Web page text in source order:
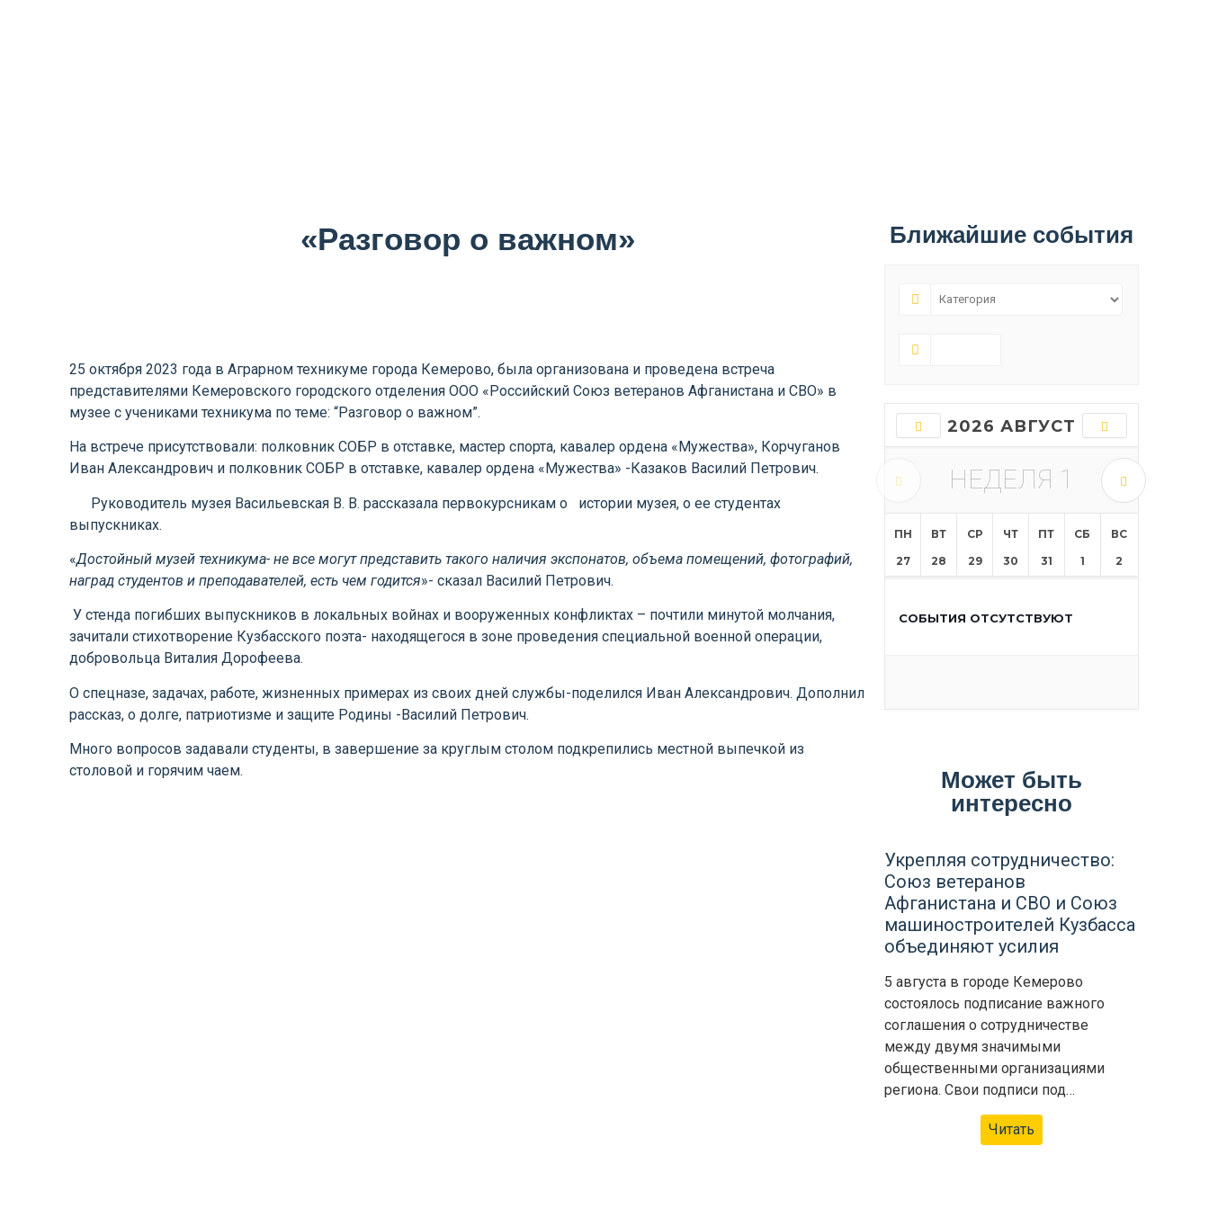
«Разговор о важном»
25 октября 2023 года в Аграрном техникуме города Кемерово, была организована и проведена встреча
представителями Кемеровского городского отделения ООО «Российский Союз ветеранов Афганистана и СВО» в
музее с учениками техникума по теме: “Разговор о важном”.
На встрече присутствовали: полковник СОБР в отставке, мастер спорта, кавалер ордена «Мужества», Корчуганов
Иван Александрович и полковник СОБР в отставке, кавалер ордена «Мужества» -Казаков Василий Петрович.
Руководитель музея Васильевская В. В. рассказала первокурсникам о истории музея, о ее студентах
выпускниках.
«Достойный музей техникума- не все могут представить такого наличия экспонатов, объема помещений, фотографий,
наград студентов и преподавателей, есть чем годится»- сказал Василий Петрович.
У стенда погибших выпускников в локальных войнах и вооруженных конфликтах – почтили минутой молчания,
зачитали стихотворение Кузбасского поэта- находящегося в зоне проведения специальной военной операции,
добровольца Виталия Дорофеева.
О спецназе, задачах, работе, жизненных примерах из своих дней службы-поделился Иван Александрович. Дополнил
рассказ, о долге, патриотизме и защите Родины -Василий Петрович.
Много вопросов задавали студенты, в завершение за круглым столом подкрепились местной выпечкой из
столовой и горячим чаем.
Ближайшие события
2026 АВГУСТ
НЕДЕЛЯ 1
ПН
27
ВТ
28
СР
29
ЧТ
30
ПТ
31
СБ
1
ВС
2
СОБЫТИЯ ОТСУТСТВУЮТ
Может быть
интересно
Укрепляя сотрудничество:
Союз ветеранов
Афганистана и СВО и Союз
машиностроителей Кузбасса
объединяют усилия
5 августа в городе Кемерово
состоялось подписание важного
соглашения о сотрудничестве
между двумя значимыми
общественными организациями
региона. Свои подписи под…
Читать